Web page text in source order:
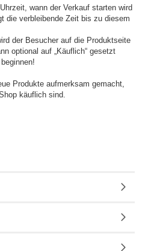
wann der Verkauf starten wird
die verbleibende Zeit bis zu diesem
der Besucher auf die Produktseite
optional auf „Käuflich“ gesetzt
Produkte aufmerksam gemacht,
käuflich sind.